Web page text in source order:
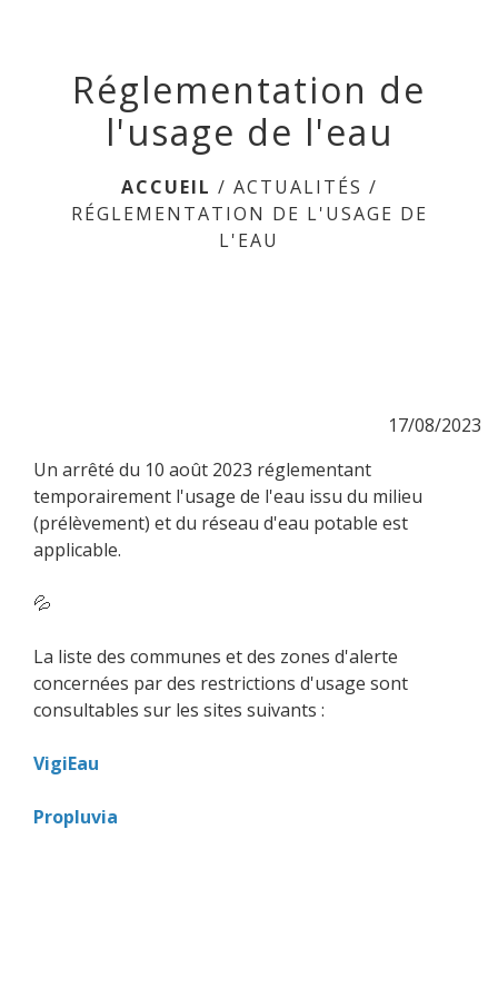
Réglementation de
l'usage de l'eau
ACCUEIL / ACTUALITÉS /
RÉGLEMENTATION DE L'USAGE DE
L'EAU
17/08/2023
Un arrêté du 10 août 2023 réglementant
temporairement l'usage de l'eau issu du milieu
(prélèvement) et du réseau d'eau potable est
applicable.
💦
La liste des communes et des zones d'alerte
concernées par des restrictions d'usage sont
consultables sur les sites suivants :
VigiEau
Propluvia